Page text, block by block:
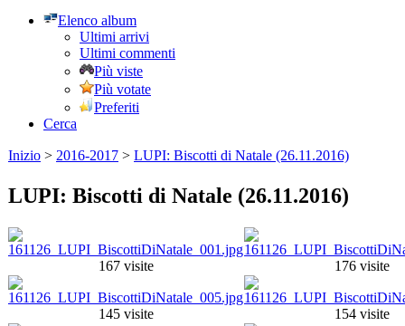
Elenco album
Ultimi arrivi
Ultimi commenti
Più viste
Più votate
Preferiti
Cerca
Inizio > 2016-2017 > LUPI: Biscotti di Natale (26.11.2016)
LUPI: Biscotti di Natale (26.11.2016)
167 visite 176 visite
145 visite 154 visite